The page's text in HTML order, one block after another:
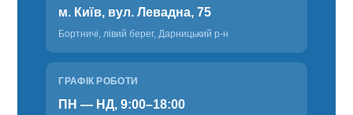
м. Київ, вул. Левадна, 75
Бортничі, лівий берег, Дарницький р-н
ГРАФІК РОБОТИ
ПН — НД, 9:00–18:00